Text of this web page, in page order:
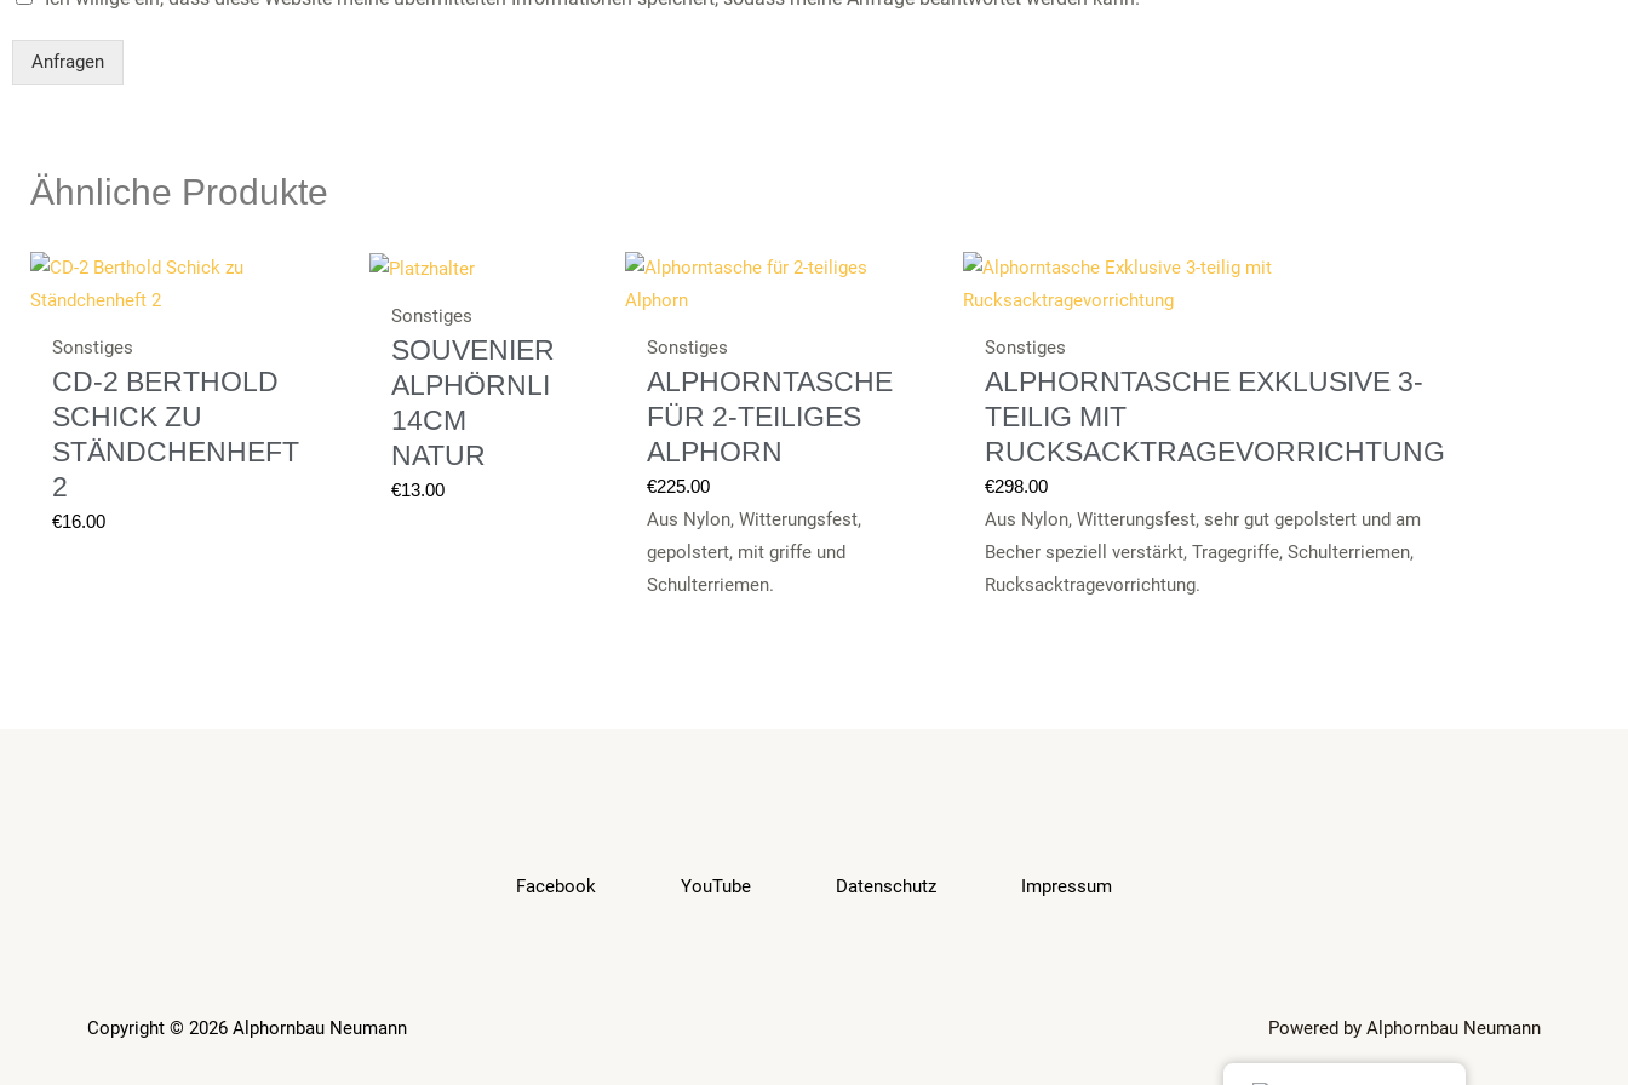
Anfragen
Ähnliche Produkte
Sonstiges
CD-2 BERTHOLD
SCHICK ZU
STÄNDCHENHEFT
2
€16.00
Sonstiges
SOUVENIER
ALPHÖRNLI
14CM
NATUR
€13.00
Sonstiges
ALPHORNTASCHE
FÜR 2-TEILIGES
ALPHORN
€225.00
Aus Nylon, Witterungsfest,
gepolstert, mit griffe und
Schulterriemen.
Sonstiges
ALPHORNTASCHE EXKLUSIVE 3-
TEILIG MIT
RUCKSACKTRAGEVORRICHTUNG
€298.00
Aus Nylon, Witterungsfest, sehr gut gepolstert und am
Becher speziell verstärkt, Tragegriffe, Schulterriemen,
Rucksacktragevorrichtung.
Facebook YouTube Datenschutz Impressum
Copyright © 2026 Alphornbau Neumann Powered by Alphornbau Neumann